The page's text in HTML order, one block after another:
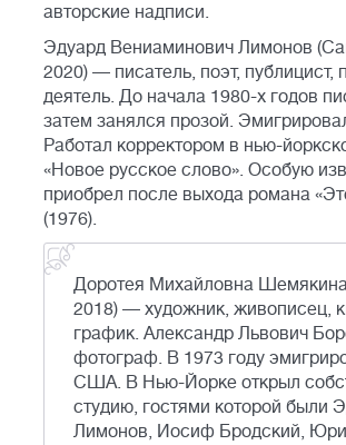
авторские надписи.
Эдуард Вениаминович Лимонов
2020) — писатель, поэт, публицист,
деятель. До начала 1980-х годов
затем занялся прозой.
Работал корректором в нью-
«Новое русское слово». Особую
приобрел после выхода романа
(1976).
Доротея Михайловна
2018) — художник, живописец,
график. Александр Львович
фотограф. В 1973 году
США. В Нью-Йорке открыл
студию, гостями которой были
Лимонов, Иосиф Бродский,